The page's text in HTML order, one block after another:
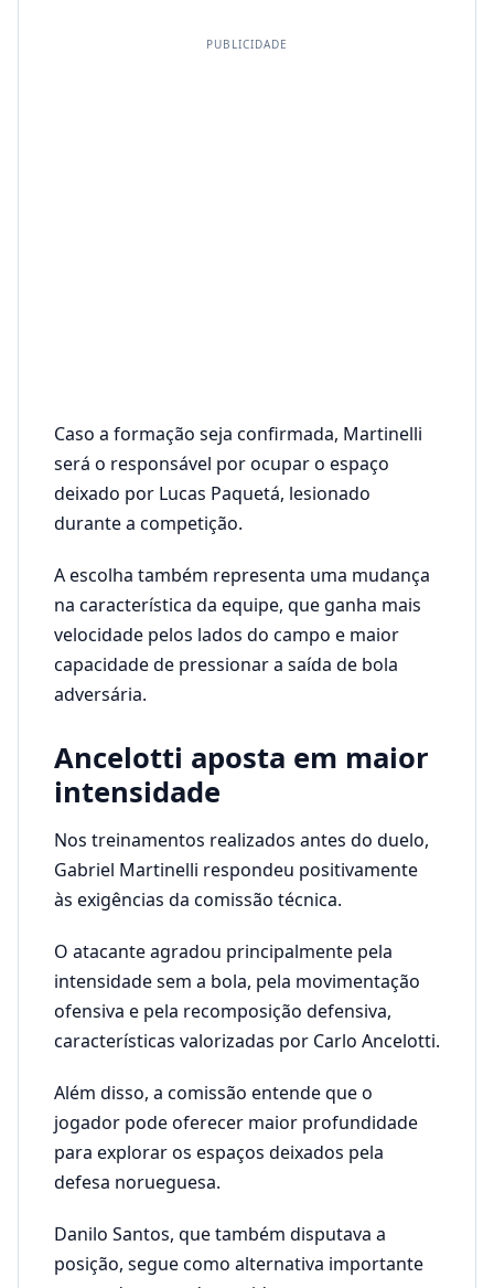
PUBLICIDADE
Caso a formação seja confirmada, Martinelli
será o responsável por ocupar o espaço
deixado por Lucas Paquetá, lesionado
durante a competição.
A escolha também representa uma mudança
na característica da equipe, que ganha mais
velocidade pelos lados do campo e maior
capacidade de pressionar a saída de bola
adversária.
Ancelotti aposta em maior
intensidade
Nos treinamentos realizados antes do duelo,
Gabriel Martinelli respondeu positivamente
às exigências da comissão técnica.
O atacante agradou principalmente pela
intensidade sem a bola, pela movimentação
ofensiva e pela recomposição defensiva,
características valorizadas por Carlo Ancelotti.
Além disso, a comissão entende que o
jogador pode oferecer maior profundidade
para explorar os espaços deixados pela
defesa norueguesa.
Danilo Santos, que também disputava a
posição, segue como alternativa importante